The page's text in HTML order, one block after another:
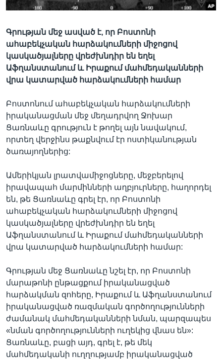
Լեզուներ
Գրության մեջ ասված է, որ Բոստոնի
ահաբեկչական հարձակումների միջոցով
կասկածյալները վրեժխնդիր են եղել
Աֆղանստանում և Իրաքում մահմեդականների
վրա կատարված հարձակումների համար
Բոստոնում ահաբեկչական հարձակումների
իրականացման մեջ մեղադրվող Ջոխար
Ցառնաևը գրություն է թողել այն նավակում,
որտեղ վերջինս թաքնվում էր ոստիկանության
ծառայողներից:
Ամերիկյան լրատվամիջոցները, մեջբերելով
իրավապահ մարմինների աղբյուրները, հաղորդել
են, թե Ցառնաևը գրել էր, որ Բոստոնի
ահաբեկչական հարձակումների միջոցով
կասկածյալները վրեժխնդիր են եղել
Աֆղանստանում և Իրաքում մահմեդականների
վրա կատարված հարձակումների համար:
Գրության մեջ Ցառնաևը նշել էր, որ Բոստոնի
մարաթոնի ընթացքում իրականացված
հարձակման զոհերը, Իրաքում և Աֆղանստանում
իրականացված ռազմական գործողությունների
ժամանակ մահմեդականների նման, պարզապես
«նման գործողությունների ուղեկից վնաս են»:
Ցառնաևը, բացի այդ, գրել է, թե մեկ
մահմեդականի ուղղությամբ իրականացված